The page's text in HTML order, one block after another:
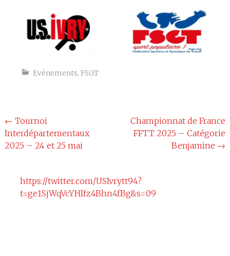
Evènements, FSGT
Navigation
de
← Tournoi
Interdépartementaux
2025 – 24 et 25 mai
Championnat de France
FFTT 2025 – Catégorie
Benjamine →
https://twitter.com/USIvrytt94?
t=ge1SjWqVcYHIfz4Bhn4fBg&s=09